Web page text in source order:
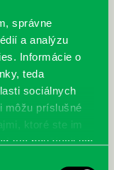
správne
a analýzu
Informácie o
teda
sociálnych
môžu príslušné
ktoré ste im
ste používali ich